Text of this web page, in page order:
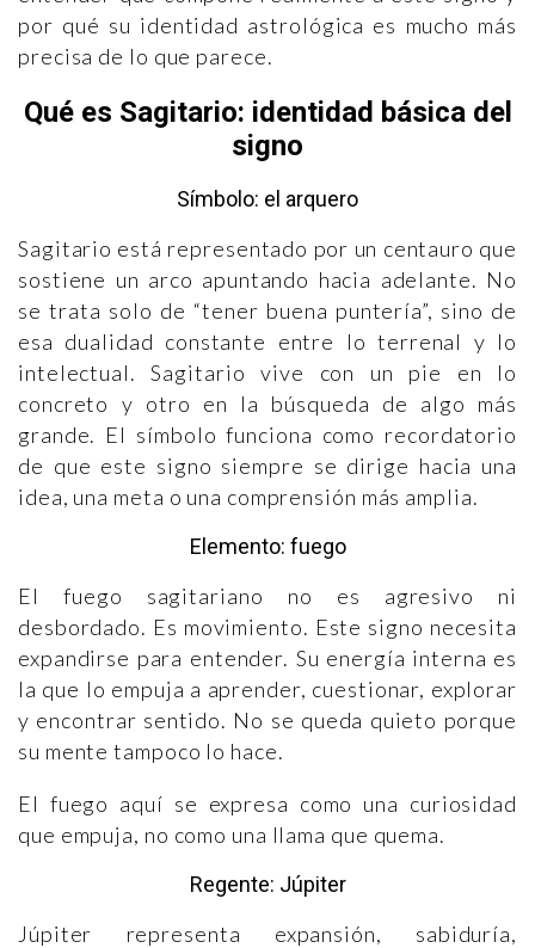
por qué su identidad astrológica es mucho más
precisa de lo que parece.
Qué es Sagitario: identidad básica del
signo
Símbolo: el arquero
Sagitario está representado por un centauro que
sostiene un arco apuntando hacia adelante. No
se trata solo de “tener buena puntería”, sino de
esa dualidad constante entre lo terrenal y lo
intelectual. Sagitario vive con un pie en lo
concreto y otro en la búsqueda de algo más
grande. El símbolo funciona como recordatorio
de que este signo siempre se dirige hacia una
idea, una meta o una comprensión más amplia.
Elemento: fuego
El fuego sagitariano no es agresivo ni
desbordado. Es movimiento. Este signo necesita
expandirse para entender. Su energía interna es
la que lo empuja a aprender, cuestionar, explorar
y encontrar sentido. No se queda quieto porque
su mente tampoco lo hace.
El fuego aquí se expresa como una curiosidad
que empuja, no como una llama que quema.
Regente: Júpiter
Júpiter representa expansión, sabiduría,